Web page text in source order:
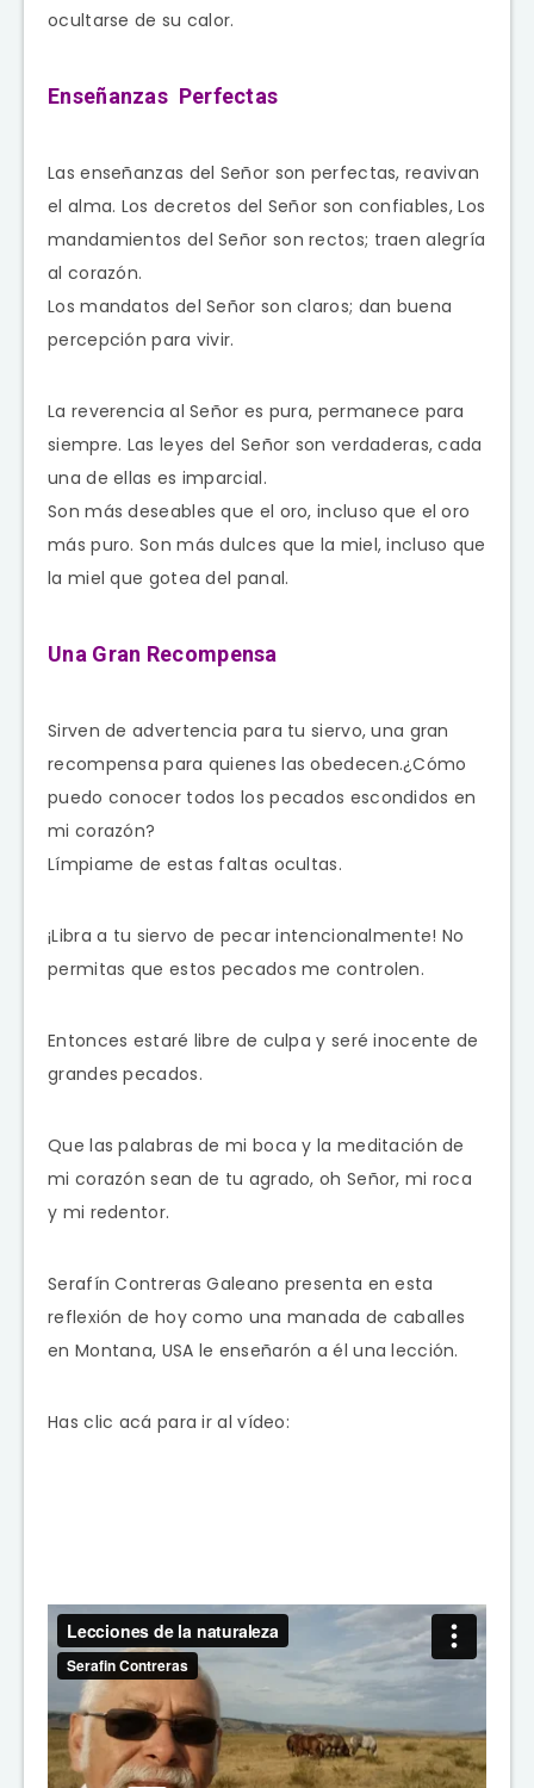
ocultarse de su calor.
Enseñanzas Perfectas
Las enseñanzas del Señor son perfectas, reavivan
el alma. Los decretos del Señor son confiables, Los
mandamientos del Señor son rectos; traen alegría
al corazón.
Los mandatos del Señor son claros; dan buena
percepción para vivir.
La reverencia al Señor es pura, permanece para
siempre. Las leyes del Señor son verdaderas, cada
una de ellas es imparcial.
Son más deseables que el oro, incluso que el oro
más puro. Son más dulces que la miel, incluso que
la miel que gotea del panal.
Una Gran Recompensa
Sirven de advertencia para tu siervo, una gran
recompensa para quienes las obedecen.¿Cómo
puedo conocer todos los pecados escondidos en
mi corazón?
Límpiame de estas faltas ocultas.
¡Libra a tu siervo de pecar intencionalmente! No
permitas que estos pecados me controlen.
Entonces estaré libre de culpa y seré inocente de
grandes pecados.
Que las palabras de mi boca y la meditación de
mi corazón sean de tu agrado, oh Señor, mi roca
y mi redentor.
Serafín Contreras Galeano presenta en esta
reflexión de hoy como una manada de caballes
en Montana, USA le enseñarón a él una lección.
Has clic acá para ir al vídeo: